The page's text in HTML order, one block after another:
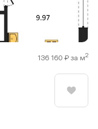
136 160 ₽ за м2